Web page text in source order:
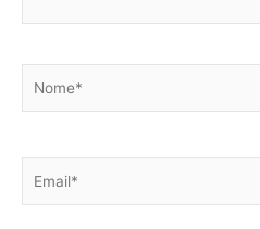
Nome*
Email*